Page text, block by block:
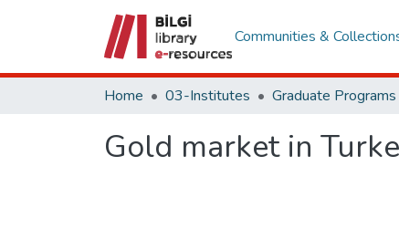
Communities &
Home 03-Institutes
Gold market in